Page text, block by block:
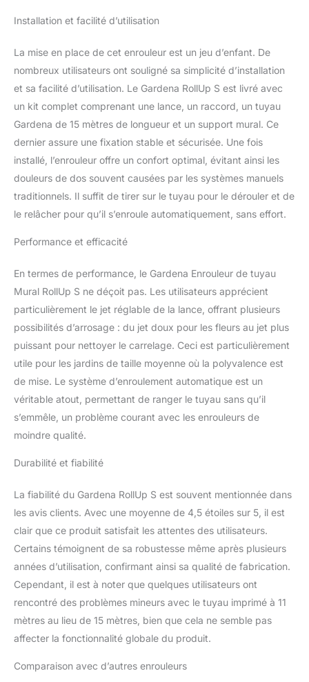
les mains, c'est ce que
avec les coffres pour
tuyau muraux Gardena.
De plus, les risques de
trébuchement causés
par un tuyau qui traîne
sont évités Résistant au
technologie innovante de
protection contre le gel
Gardena, le coffre à
tuyaux mural RollUp S
et peut donc rester à
15 m Tuyau de qualité
Gardena (11 mm), 1x
tuyau de raccordement,
1x pulvérisateur, 1x
chevilles et aide au
montage
Installation et facilité d’utilisation
La mise en place de cet enrouleur est un jeu d’enfant. De
nombreux utilisateurs ont souligné sa simplicité d’installation
et sa facilité d’utilisation. Le Gardena RollUp S est livré avec
un kit complet comprenant une lance, un raccord, un tuyau
Gardena de 15 mètres de longueur et un support mural. Ce
dernier assure une fixation stable et sécurisée. Une fois
installé, l’enrouleur offre un confort optimal, évitant ainsi les
douleurs de dos souvent causées par les systèmes manuels
traditionnels. Il suffit de tirer sur le tuyau pour le dérouler et de
le relâcher pour qu’il s’enroule automatiquement, sans effort.
Performance et efficacité
En termes de performance, le Gardena Enrouleur de tuyau
Mural RollUp S ne déçoit pas. Les utilisateurs apprécient
particulièrement le jet réglable de la lance, offrant plusieurs
possibilités d’arrosage : du jet doux pour les fleurs au jet plus
puissant pour nettoyer le carrelage. Ceci est particulièrement
utile pour les jardins de taille moyenne où la polyvalence est
de mise. Le système d’enroulement automatique est un
véritable atout, permettant de ranger le tuyau sans qu’il
s’emmêle, un problème courant avec les enrouleurs de
moindre qualité.
Durabilité et fiabilité
La fiabilité du Gardena RollUp S est souvent mentionnée dans
les avis clients. Avec une moyenne de 4,5 étoiles sur 5, il est
clair que ce produit satisfait les attentes des utilisateurs.
Certains témoignent de sa robustesse même après plusieurs
années d’utilisation, confirmant ainsi sa qualité de fabrication.
Cependant, il est à noter que quelques utilisateurs ont
rencontré des problèmes mineurs avec le tuyau imprimé à 11
mètres au lieu de 15 mètres, bien que cela ne semble pas
affecter la fonctionnalité globale du produit.
Comparaison avec d’autres enrouleurs